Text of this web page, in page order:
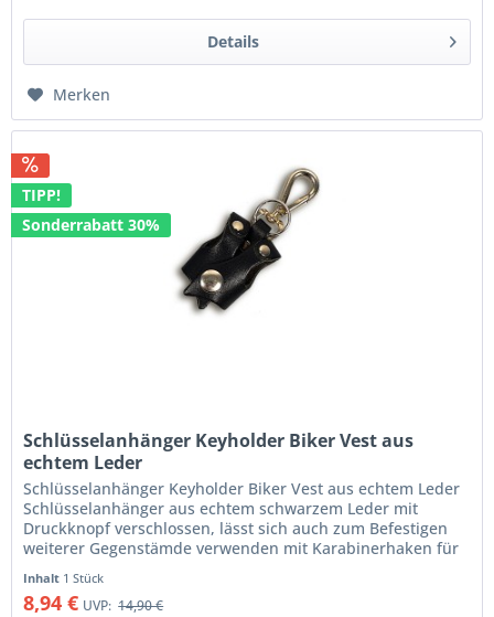
Details
Merken
TIPP!
Sonderrabatt 30%
Schlüsselanhänger Keyholder Biker Vest aus
echtem Leder
Schlüsselanhänger Keyholder Biker Vest aus echtem Leder
Schlüsselanhänger aus echtem schwarzem Leder mit
Druckknopf verschlossen, lässt sich auch zum Befestigen
weiterer Gegenstämde verwenden mit Karabinerhaken für
Inhalt 1 Stück
8,94 € UVP: 14,90 €